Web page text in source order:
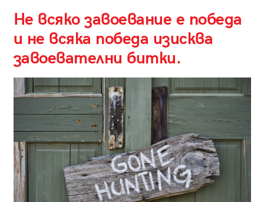
Не всяко завоевание е победа
и не всяка победа изисква
завоевателни битки.